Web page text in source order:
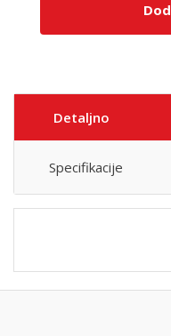
Detaljno
Specifikacije